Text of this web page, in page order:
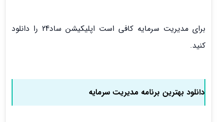
برای مدیریت سرمایه کافی است اپلیکیشن ساد24 را دانلود
کنید.
دانلود بهترین برنامه مدیریت سرمایه